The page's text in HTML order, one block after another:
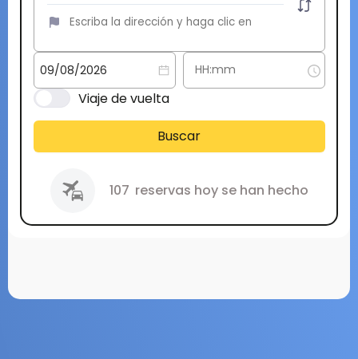
Viaje de vuelta
Buscar
107 reservas hoy se han hecho